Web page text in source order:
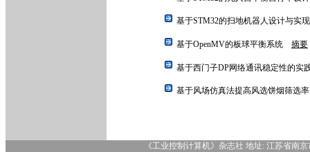
基于STM32的扫地机器人设计与
基于OpenMV的板球平衡系统 摘要
基于西门子DP网络通讯稳定性的
基于风场仿真法提高风选饼烟筛
《工业控制计算机》杂志社 地址: 江苏省南